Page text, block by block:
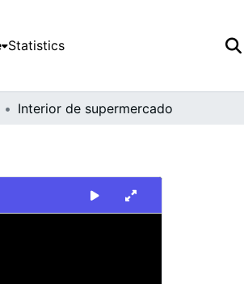
Statistics
Interior de supermercado